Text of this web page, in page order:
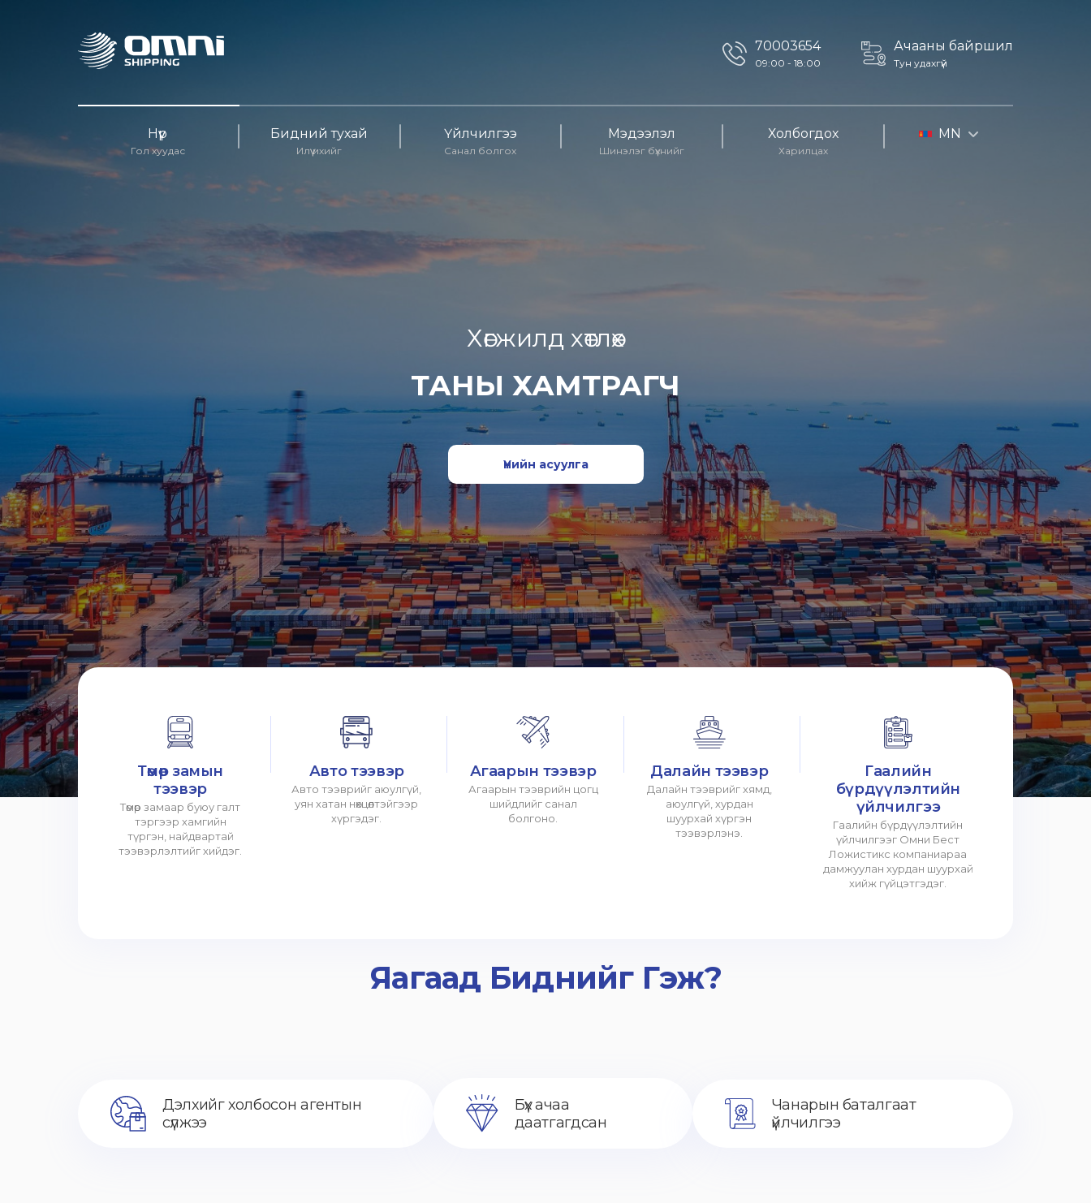
70003654
09:00 - 18:00
Ачааны байршил
Тун удахгүй
Нүүр
Гол хуудас
Бидний тухай
Илүү ихийг
Үйлчилгээ
Санал болгох
Мэдээлэл
Шинэлэг бүхнийг
Холбогдох
Харилцах
MN
Хөгжилд хөтлөх
ТАНЫ ХАМТРАГЧ
Үнийн асуулга
Төмөр замын
тээвэр
Төмөр замаар буюу галт
тэргээр хамгийн
түргэн, найдвартай
тээвэрлэлтийг хийдэг.
Авто тээвэр
Авто тээврийг аюулгүй,
уян хатан нөхцөлтэйгээр
хүргэдэг.
Агаарын тээвэр
Агаарын тээврийн цогц
шийдлийг санал
болгоно.
Далайн тээвэр
Далайн тээврийг хямд,
аюулгүй, хурдан
шуурхай хүргэн
тээвэрлэнэ.
Гаалийн
бүрдүүлэлтийн
үйлчилгээ
Гаалийн бүрдүүлэлтийн
үйлчилгээг Омни Бест
Ложистикс компаниараа
дамжуулан хурдан шуурхай
хийж гүйцэтгэдэг.
Яагаад Биднийг Гэж?
Дэлхийг холбосон агентын
сүлжээ
Бүх ачаа
даатгагдсан
Чанарын баталгаат
үйлчилгээ